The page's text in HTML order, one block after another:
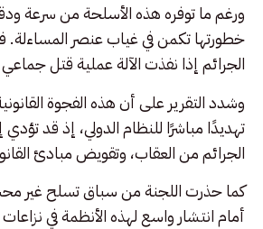
ورغم ما توفره هذه الأسلحة من سرعة
خطورتها تكمن في غياب عنصر
الجرائم إذا نفذت الآلة عملية قتل
وشدد التقرير على أن هذه الفجوة
تهديدًا مباشرًا للنظام الدولي، إذ قد
الجرائم من العقاب، وتقويض مبادئ
كما حذرت اللجنة من سباق تسلح غير
أمام انتشار واسع لهذه الأنظمة في